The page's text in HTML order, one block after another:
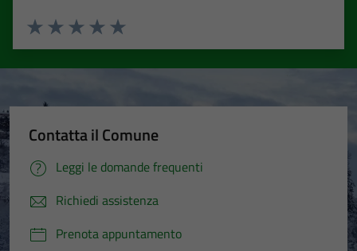
Valuta 5 stelle su 5
Valuta 4 stelle su 5
Valuta 3 stelle su 5
Valuta 2 stelle su 5
Valuta 1 stelle su 5
Contatta il Comune
Leggi le domande frequenti
Richiedi assistenza
Prenota appuntamento